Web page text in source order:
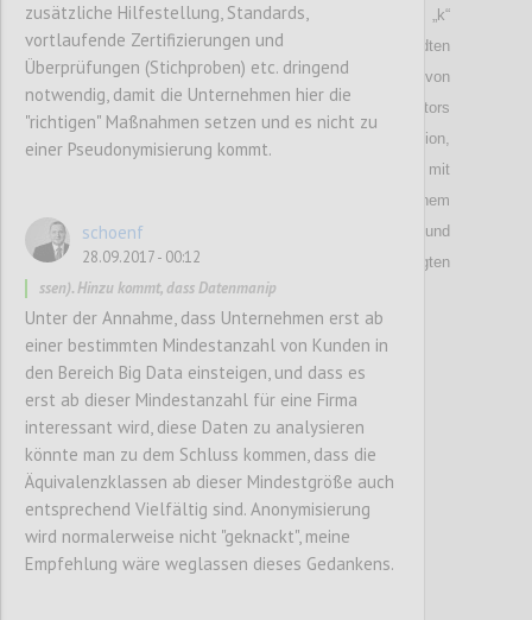
Anonymisierung, speziell des Sicherheitsfaktors „k“
im Rahmen von k-anonymity oder verwandten
Verfahren. Das gleiche gilt auch für den Einsatz von
Differential Privacy, hier ist die Wahl des Faktors
Epsilon zu klären. Im Fall von Datenperturbation,
d.h. der Verschneidung von Echtdatensätzen mit
synthetischen Daten, ist zu klären, ab welchem
Verhältnis zwischen Echtdaten und
Perturbationsdaten die Privacy der beteiligten
Personen gewahrt bleibt.
zusätzliche Hilfestellung, Standards,
vortlaufende Zertifizierungen und
Überprüfungen (Stichproben) etc. dringend
notwendig, damit die Unternehmen hier die
"richtigen" Maßnahmen setzen und es nicht zu
einer Pseudonymisierung kommt.
schoenf
28.09.2017 - 00:12
ssen). Hinzu kommt, dass Datenmanip
Unter der Annahme, dass Unternehmen erst ab
einer bestimmten Mindestanzahl von Kunden in
den Bereich Big Data einsteigen, und dass es
erst ab dieser Mindestanzahl für eine Firma
interessant wird, diese Daten zu analysieren
könnte man zu dem Schluss kommen, dass die
Äquivalenzklassen ab dieser Mindestgröße auch
entsprechend Vielfältig sind. Anonymisierung
wird normalerweise nicht "geknackt", meine
Empfehlung wäre weglassen dieses Gedankens.